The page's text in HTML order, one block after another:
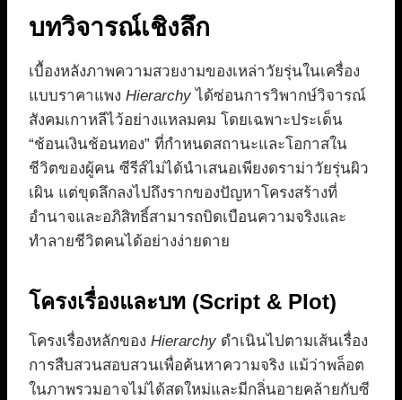
บทวิจารณ์เชิงลึก
เบื้องหลังภาพความสวยงามของเหล่าวัยรุ่นในเครื่อง
แบบราคาแพง Hierarchy ได้ซ่อนการวิพากษ์วิจารณ์
สังคมเกาหลีไว้อย่างแหลมคม โดยเฉพาะประเด็น
“ช้อนเงินช้อนทอง” ที่กำหนดสถานะและโอกาสใน
ชีวิตของผู้คน ซีรีส์ไม่ได้นำเสนอเพียงดราม่าวัยรุ่นผิว
เผิน แต่ขุดลึกลงไปถึงรากของปัญหาโครงสร้างที่
อำนาจและอภิสิทธิ์สามารถบิดเบือนความจริงและ
ทำลายชีวิตคนได้อย่างง่ายดาย
โครงเรื่องและบท (Script & Plot)
โครงเรื่องหลักของ Hierarchy ดำเนินไปตามเส้นเรื่อง
การสืบสวนสอบสวนเพื่อค้นหาความจริง แม้ว่าพล็อต
ในภาพรวมอาจไม่ได้สดใหม่และมีกลิ่นอายคล้ายกับซี